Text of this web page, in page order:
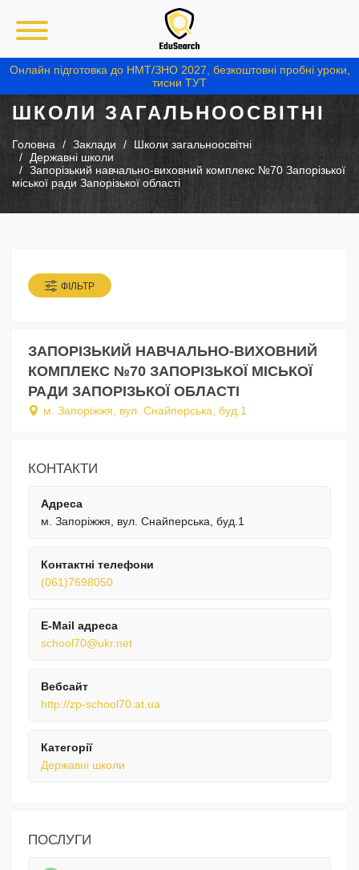
Онлайн підготовка до НМТ/ЗНО 2027, безкоштовні пробні уроки,
тисни ТУТ
ШКОЛИ ЗАГАЛЬНООСВІТНІ
Головна Заклади
Школи загальноосвітні
Державні школи
Запорізький навчально-виховний комплекс №70 Запорізької
міської ради Запорізької області
ФІЛЬТР
ЗАПОРІЗЬКИЙ НАВЧАЛЬНО-ВИХОВНИЙ
КОМПЛЕКС №70 ЗАПОРІЗЬКОЇ МІСЬКОЇ
РАДИ ЗАПОРІЗЬКОЇ ОБЛАСТІ
м. Запоріжжя, вул. Снайперська, буд.1
КОНТАКТИ
Адреса
м. Запоріжжя, вул. Снайперська, буд.1
Контактні телефони
(061)7698050
E-Mail адреса
school70@ukr.net
Вебсайт
http://zp-school70.at.ua
Категорії
Державні школи
ПОСЛУГИ